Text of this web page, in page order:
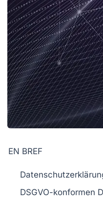
EN BREF
DSGVO-konformen